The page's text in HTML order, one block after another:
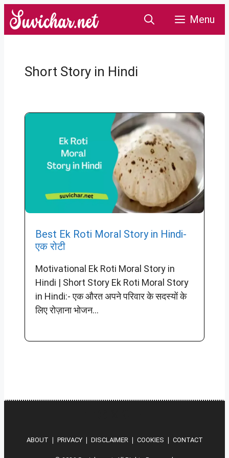
Skip
to
content
Menu
Short Story in Hindi
Best Ek Roti Moral Story in Hindi-
एक रोटी
Motivational Ek Roti Moral Story in
Hindi | Short Story Ek Roti Moral Story
in Hindi:- एक औरत अपने परिवार के सदस्यों के
लिए रोज़ाना भोजन...
ABOUT ❘ PRIVACY❘ DISCLAIMER❘ COOKIES ❘ CONTACT